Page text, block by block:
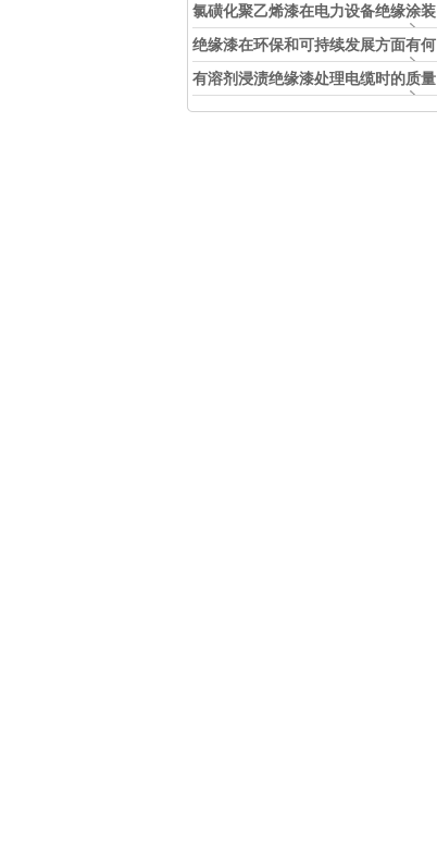
看如何选择
氯磺化聚乙烯漆在电力设备绝缘涂装
中的实际应用效果
绝缘漆在环保和可持续发展方面有何
考虑？
有溶剂浸渍绝缘漆处理电缆时的质量
和安全性考虑因素